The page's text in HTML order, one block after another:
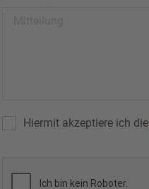
Hiermit akzeptiere ich die